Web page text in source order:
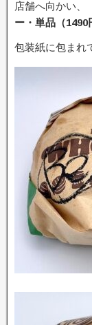
店舗へ向かい、
ー・単品（1490
包装紙に包まれ